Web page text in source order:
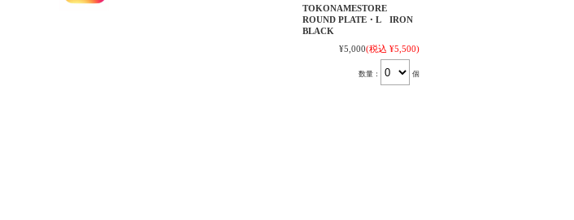
TOKONAMESTORE
ROUND PLATE・L IRON
BLACK
¥5,000(税込 ¥5,500)
数量： 個